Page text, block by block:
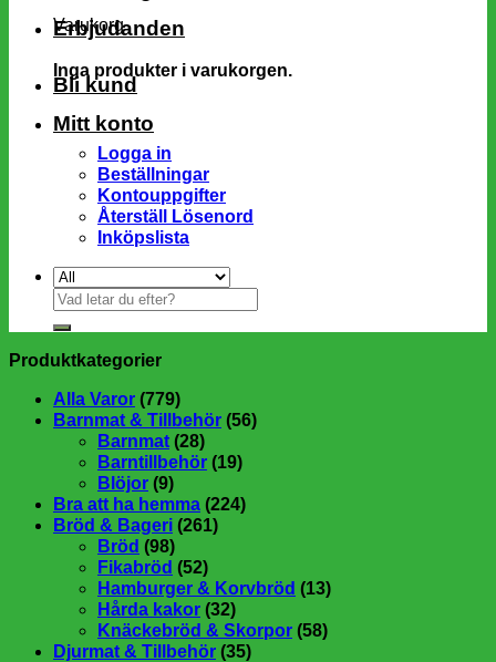
Varukorg
Inga produkter i varukorgen.
Erbjudanden
Bli kund
Mitt konto
Logga in
Beställningar
Kontouppgifter
Återställ Lösenord
Inköpslista
Sök
Produktkategorier
Alla Varor (779)
Barnmat & Tillbehör (56)
Barnmat (28)
Barntillbehör (19)
Blöjor (9)
Bra att ha hemma (224)
Bröd & Bageri (261)
Bröd (98)
Fikabröd (52)
Hamburger & Korvbröd (13)
Hårda kakor (32)
Knäckebröd & Skorpor (58)
Djurmat & Tillbehör (35)